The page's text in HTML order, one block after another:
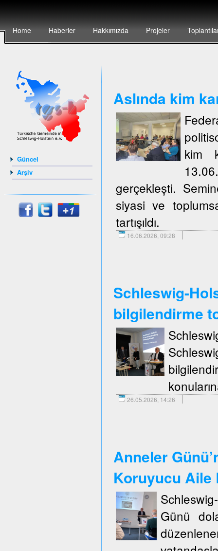
Home Haberler Hakkımızda Projeler
Güncel
Arşiv
Aslında kim
kim
gerçeklești.
siyasi ve
tartışıldı.
16.06.2026, 09:28
Schleswig-
bilgilendirme
26.05.2026, 14:26
Anneler
Koruyucu Aile
Günü